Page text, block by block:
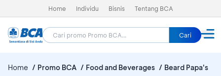
Home Individu Bisnis Tentang BCA
Cari
Home Promo BCA Food and Beverages Beard Papa's